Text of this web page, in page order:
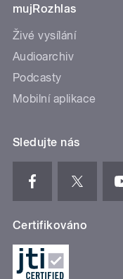
mujRozhlas
Živé vysílání
Audioarchiv
Podcasty
Mobilní aplikace
Sledujte nás
Certifikováno